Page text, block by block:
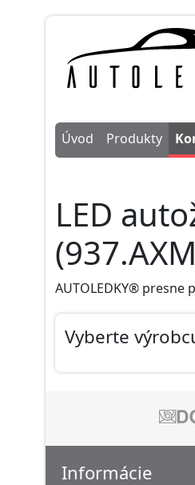
Úvod
Produkty
LED
AUTOLEDKY® presne
Vyberte
Informácie